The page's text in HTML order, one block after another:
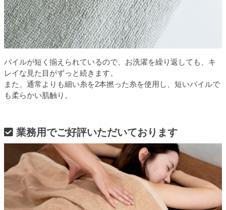
パイルが短く揃えられているので、お洗濯を繰り返しても、キ
レイな見た目がずっと続きます。
また、通常よりも細い糸を2本撚った糸を使用し、短いパイルで
も柔らかい肌触り。
業務用でご好評いただいております